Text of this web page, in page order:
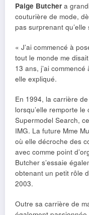
Paige Butcher a
couturière de mode,
pas surprenant
« J’ai commencé à
tout le monde me
13 ans, j’ai
elle expliqué.
En 1994, la carrière
lorsqu’elle remporte
Supermodel Search,
IMG. La future Mme
où elle décroche des
avec comme point
Butcher s’essaie
obtenant un petit rôle
2003.
Outre sa carrière de